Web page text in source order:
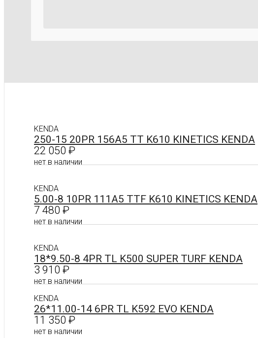
KENDA
250-15 20PR 156A5 TT K610 KINETICS KENDA
22 050 ₽
нет в наличии
Подробнее
KENDA
5.00-8 10PR 111A5 TTF K610 KINETICS KENDA
7 480 ₽
нет в наличии
Подробнее
KENDA
18*9.50-8 4PR TL K500 SUPER TURF KENDA
3 910 ₽
нет в наличии
Подробнее
KENDA
26*11.00-14 6PR TL K592 EVO KENDA
11 350 ₽
нет в наличии